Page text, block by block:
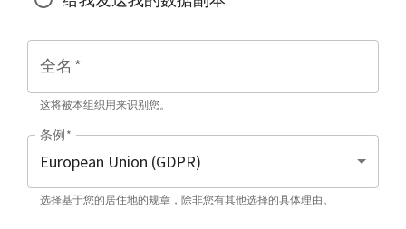
全名 *
这将被本组织用来识别您。
条例 *
选择基于您的居住地的规章，除非您有其他选择的具体理由。